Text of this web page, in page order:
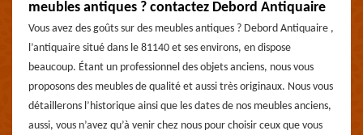
meubles antiques ? contactez Debord Antiquaire
Vous avez des goûts sur des meubles antiques ? Debord Antiquaire ,
l’antiquaire situé dans le 81140 et ses environs, en dispose
beaucoup. Étant un professionnel des objets anciens, nous vous
proposons des meubles de qualité et aussi très originaux. Nous vous
détaillerons l’historique ainsi que les dates de nos meubles anciens,
aussi, vous n’avez qu’à venir chez nous pour choisir ceux que vous